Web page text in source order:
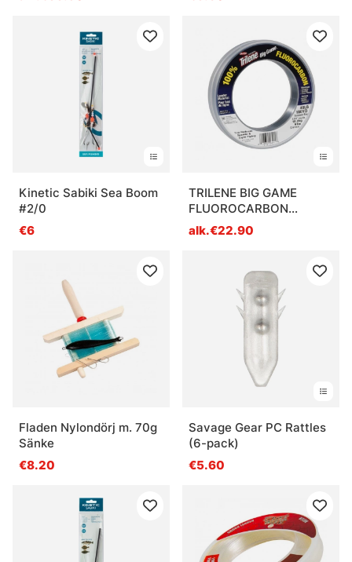
Kinetic Sabiki Sea Boom
#2/0
€6
TRILENE BIG GAME
FLUOROCARBON
LEADERS
alk.€22.90
Fladen Nylondörj m. 70g
Sänke
€8.20
Savage Gear PC Rattles
(6-pack)
€5.60